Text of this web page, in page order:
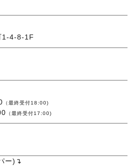
1-4-8-1F
（最終受付18:00)
（最終受付17:00)
ー)↴